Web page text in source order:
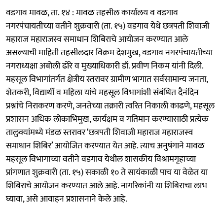
वडगाव मावळ, ता. १४ : मावळ तहसील कार्यालय व वडगाव
नगरपंचायतीच्या वतीने शुक्रवारी (ता. १५) वडगाव येथे छत्रपती शिवाजी
महाराज महाराजस्व समाधान शिबिराचे आयोजन करण्यात आले
असल्याची माहिती तहसीलदार विक्रम देशमुख, वडगाव नगरपंचायतीच्या
नगराध्यक्षा अबोली ढोरे व मुख्याधिकारी डॉ. प्रवीण निकम यांनी दिली.
महसूल विभागांतर्गत क्षेत्रीय स्तरावर ग्रामीण भागात सर्वसामान्य जनता,
शेतकरी, विद्यार्थी व महिला यांचे महसूल विभागांशी संबंधित दैनंदिन
प्रश्नांचे निराकरण करणे, जनतेच्या तक्रारी त्वरित निकाली काढणे, महसूल
प्रशासन अधिक लोकाभिमुख, कार्यक्षम व गतिमान करण्यासाठी प्रत्येक
तालुक्यांमध्ये मंडळ स्तरावर ‘छत्रपती शिवाजी महाराज महाराजस्व
समाधान शिबिर’ आयोजित करण्यात येत आहे. त्याच अनुषंगाने मावळ
महसूल विभागाच्या वतीने वडगाव येथील शासकीय विश्रामगृहाच्या
प्रांगणात शुक्रवारी (ता. १५) सकाळी १० ते सायंकाळी पाच या वेळेत या
शिबिराचे आयोजन करण्यात आले आहे. नागरिकांनी या शिबिराचा लाभ
घ्यावा, असे आवाहन प्रशासनाने केले आहे.